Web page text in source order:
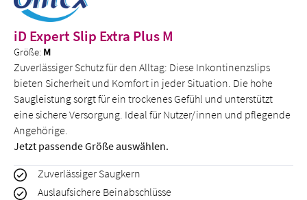
iD Expert Slip Extra Plus M
Größe: M
Zuverlässiger Schutz für den Alltag: Diese Inkontinenzslips
bieten Sicherheit und Komfort in jeder Situation. Die hohe
Saugleistung sorgt für ein trockenes Gefühl und unterstützt
eine sichere Versorgung. Ideal für Nutzer/innen und pflegende
Angehörige.
Jetzt passende Größe auswählen.
Zuverlässiger Saugkern
Auslaufsichere Beinabschlüsse